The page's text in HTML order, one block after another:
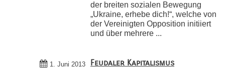
der breiten sozialen Bewegung
„Ukraine, erhebe dich!“, welche von
der Vereinigten Opposition initiiert
und über mehrere ...
1. Juni 2013 Feudaler Kapitalismus